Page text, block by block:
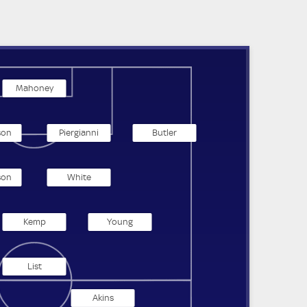
Mahoney
Piergianni Butler
White
Kemp Young
List
Akins